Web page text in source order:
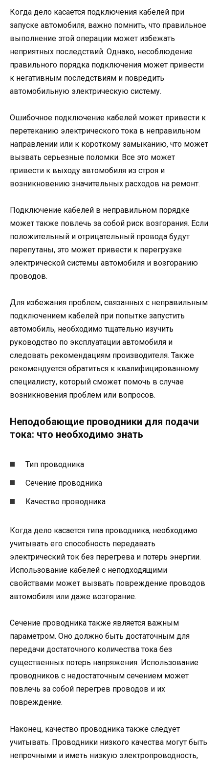
Когда дело касается подключения кабелей при
запуске автомобиля, важно помнить, что правильное
выполнение этой операции может избежать
неприятных последствий. Однако, несоблюдение
правильного порядка подключения может привести
к негативным последствиям и повредить
автомобильную электрическую систему.
Ошибочное подключение кабелей может привести к
перетеканию электрического тока в неправильном
направлении или к короткому замыканию, что может
вызвать серьезные поломки. Все это может
привести к выходу автомобиля из строя и
возникновению значительных расходов на ремонт.
Подключение кабелей в неправильном порядке
может также повлечь за собой риск возгорания. Если
положительный и отрицательный провода будут
перепутаны, это может привести к перегрузке
электрической системы автомобиля и возгоранию
проводов.
Для избежания проблем, связанных с неправильным
подключением кабелей при попытке запустить
автомобиль, необходимо тщательно изучить
руководство по эксплуатации автомобиля и
следовать рекомендациям производителя. Также
рекомендуется обратиться к квалифицированному
специалисту, который сможет помочь в случае
возникновения проблем или вопросов.
Неподобающие проводники для подачи
тока: что необходимо знать
Тип проводника
Сечение проводника
Качество проводника
Когда дело касается типа проводника, необходимо
учитывать его способность передавать
электрический ток без перегрева и потерь энергии.
Использование кабелей с неподходящими
свойствами может вызвать повреждение проводов
автомобиля или даже возгорание.
Сечение проводника также является важным
параметром. Оно должно быть достаточным для
передачи достаточного количества тока без
существенных потерь напряжения. Использование
проводников с недостаточным сечением может
повлечь за собой перегрев проводов и их
повреждение.
Наконец, качество проводника также следует
учитывать. Проводники низкого качества могут быть
непрочными и иметь низкую электропроводность,